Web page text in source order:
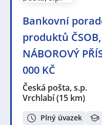
Bankovní
produktů
NÁBOROVÝ
000 KČ
Česká pošta, s.p.
Vrchlabí(15 km)
Plný úvazek